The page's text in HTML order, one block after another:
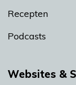
Recepten
Podcasts
Websites &